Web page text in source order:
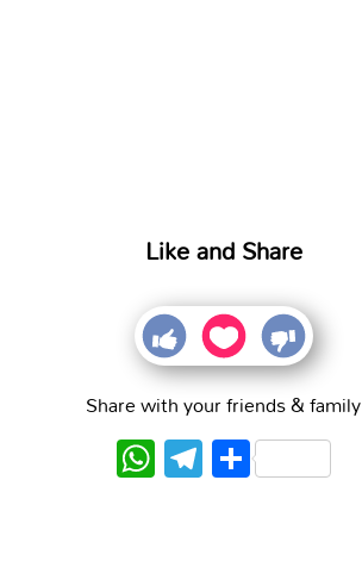
Like and Share
Share with your friends & family
WhatsApp
Telegram
Share